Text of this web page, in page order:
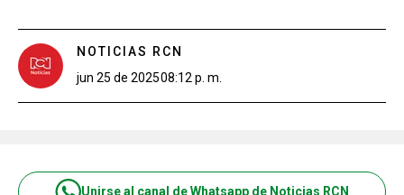
NOTICIAS RCN
jun 25 de 202508:12 p. m.
Unirse al canal de Whatsapp de Noticias RCN